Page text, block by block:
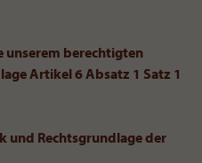
unserem berechtigten
Artikel 6 Absatz 1 Satz 1
und Rechtsgrundlage der